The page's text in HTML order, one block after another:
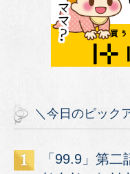
＼今日のピック
「99.9」第